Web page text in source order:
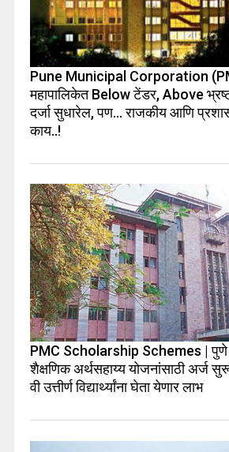
Pune Municipal Corporation
महापालिकेत Below टेंडर, Above
दर्जा सुधारेल, पण… राजकीय आणि
काय..!
PMC Scholarship Schemes | पुणे
शैक्षणिक अर्थसहाय्य योजनांसाठी अर्ज
वी उत्तीर्ण विद्यार्थ्यांना घेता येणार लाभ